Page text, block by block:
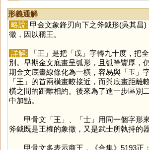
形義通解
略說: 甲金文象鋒刃向下之斧鉞形(吳其昌
徵，因以稱王。
詳解: 「王 」是把「戉」字轉九十度，把
別。早期金文底畫呈弧形，且弧筆豐厚，
期金文底畫線條化為一橫，容易與「玉 」
「王 」的首兩橫畫較接近，而與底畫距離
橫之間的距離相約。後來為了進一步區別
中加點。
甲骨文「王 」、「士」用同一個字形
斧鉞既是王權的象徵，又是武士所執持的
甲骨文多表示商王，《合集》5193正：